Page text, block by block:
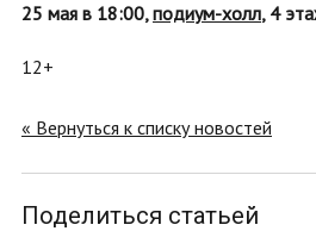
25 мая в 18:00,подиум-холл, 4
12+
« Вернуться к списку новостей
Поделиться статьей